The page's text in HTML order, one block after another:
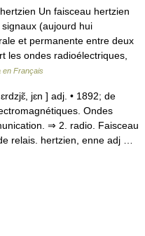
Un faisceau hertzien
(aujourd hui
et permanente entre deux
les ondes radioélectriques,
en Français
jɛn ] adj. • 1892; de
Ondes
⇒ 2. radio. Faisceau
relais. hertzien, enne adj …